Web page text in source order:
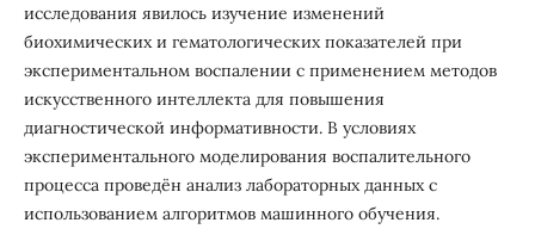
исследования явилось изучение изменений
биохимических и гематологических показателей при
экспериментальном воспалении с применением методов
искусственного интеллекта для повышения
диагностической информативности. В условиях
экспериментального моделирования воспалительного
процесса проведён анализ лабораторных данных с
использованием алгоритмов машинного обучения.